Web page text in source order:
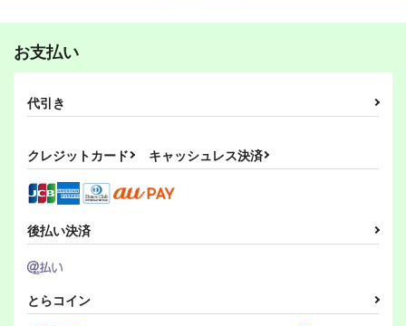
モリヤの奇妙な冒険１
550円（税込）
東方Project
東風谷早苗
古明地さとり
火焔猫燐サンプル
カート
660円（税込）
東方Project
風見幽香
八雲紫
ジャ〇プ オールスタ
ーズバトル！6巻
660円（税込）
ジャ〇プ オールスタ
ーズバトル！
さいピン
660円（税込）
サンプル
さいピン
サンプル
サンプル
ジャ〇プ オールスタ
さいピン
よろず
サイタマ
サンプル
カート
ジャ〇プ オールスタ
サンプル
ジャ〇プ オールスタ
お支払い
代引き
クレジットカード キャッシュレス決済
後払い決済
とらコイン